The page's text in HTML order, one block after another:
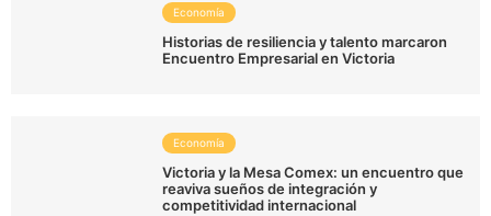
Economía
Historias de resiliencia y talento marcaron
Encuentro Empresarial en Victoria
Economía
Victoria y la Mesa Comex: un encuentro que
reaviva sueños de integración y
competitividad internacional